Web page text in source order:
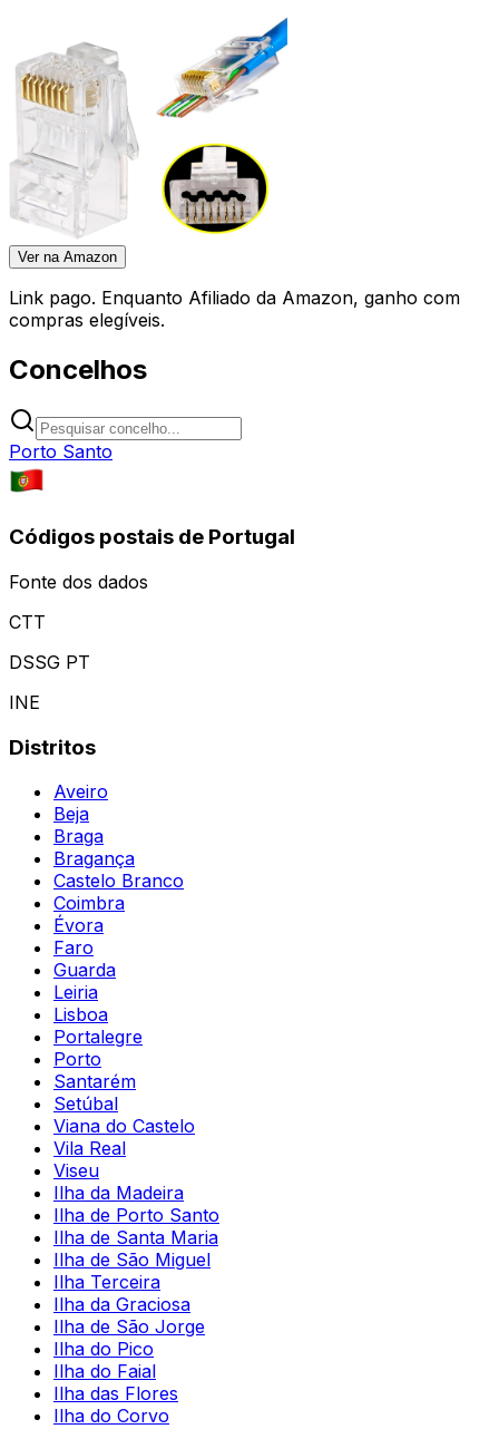
Ver na Amazon
Link pago. Enquanto Afiliado da Amazon, ganho com
compras elegíveis.
Concelhos
Porto Santo
Códigos postais de Portugal
Fonte dos dados
CTT
DSSG PT
INE
Distritos
Aveiro
Beja
Braga
Bragança
Castelo Branco
Coimbra
Évora
Faro
Guarda
Leiria
Lisboa
Portalegre
Porto
Santarém
Setúbal
Viana do Castelo
Vila Real
Viseu
Ilha da Madeira
Ilha de Porto Santo
Ilha de Santa Maria
Ilha de São Miguel
Ilha Terceira
Ilha da Graciosa
Ilha de São Jorge
Ilha do Pico
Ilha do Faial
Ilha das Flores
Ilha do Corvo